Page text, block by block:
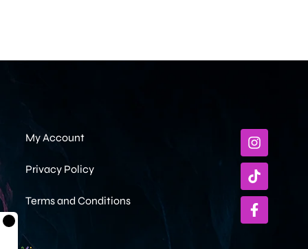
My Account
Privacy Policy
Terms and Conditions
×